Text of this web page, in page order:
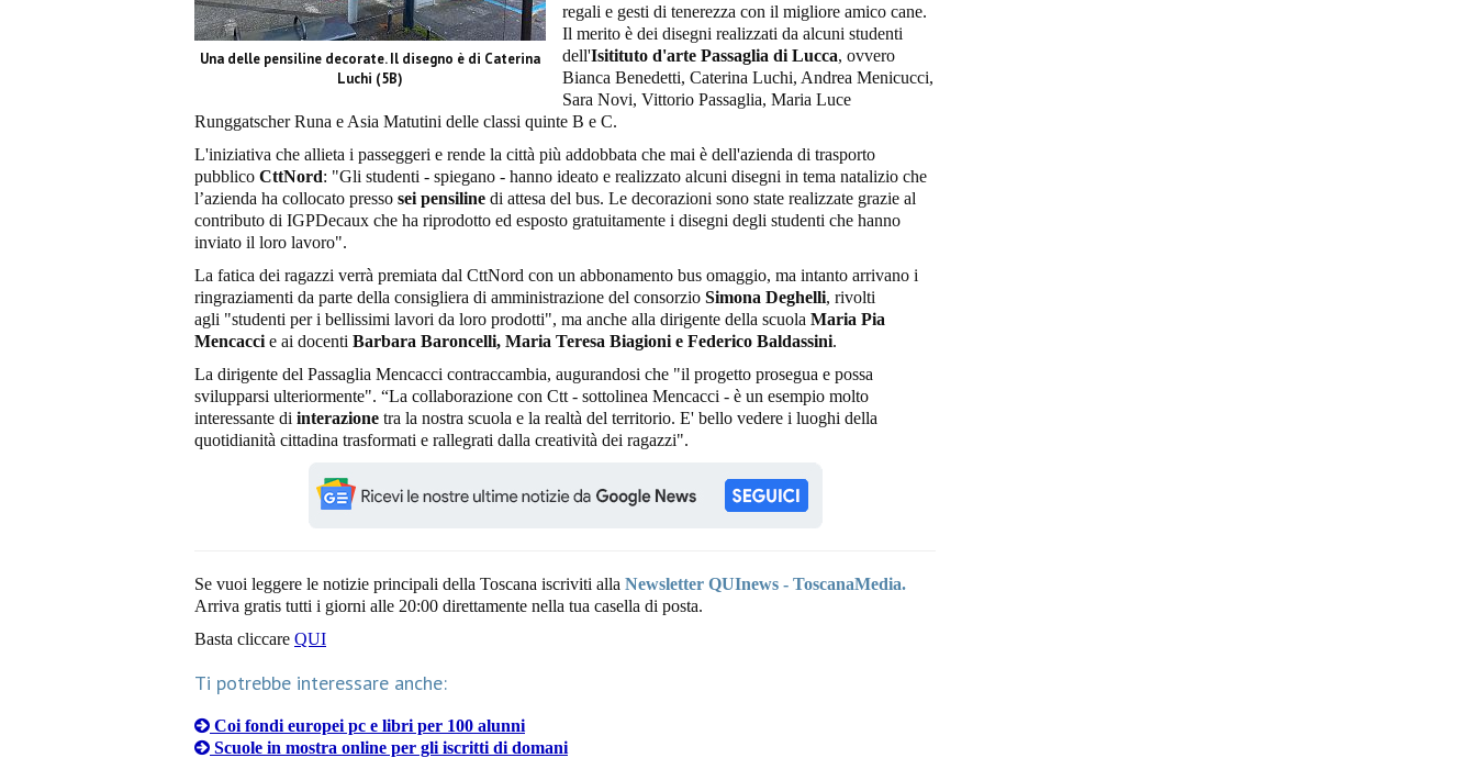
Una delle pensiline decorate. Il disegno è di Caterina
Luchi (5B)
regali e gesti di tenerezza con il migliore amico cane.
Il merito è dei disegni realizzati da alcuni studenti
dell'Isitituto d'arte Passaglia di Lucca, ovvero
Bianca Benedetti, Caterina Luchi, Andrea Menicucci,
Sara Novi, Vittorio Passaglia, Maria Luce
Runggatscher Runa e Asia Matutini delle classi quinte B e C.
L'iniziativa che allieta i passeggeri e rende la città più addobbata che mai è dell'azienda di trasporto
pubblico CttNord: "Gli studenti - spiegano - hanno ideato e realizzato alcuni disegni in tema natalizio che
l’azienda ha collocato presso sei pensiline di attesa del bus. Le decorazioni sono state realizzate grazie al
contributo di IGPDecaux che ha riprodotto ed esposto gratuitamente i disegni degli studenti che hanno
inviato il loro lavoro".
La fatica dei ragazzi verrà premiata dal CttNord con un abbonamento bus omaggio, ma intanto arrivano i
ringraziamenti da parte della consigliera di amministrazione del consorzio Simona Deghelli, rivolti
agli "studenti per i bellissimi lavori da loro prodotti", ma anche alla dirigente della scuola Maria Pia
Mencacci e ai docenti Barbara Baroncelli, Maria Teresa Biagioni e Federico Baldassini.
La dirigente del Passaglia Mencacci contraccambia, augurandosi che "il progetto prosegua e possa
svilupparsi ulteriormente". “La collaborazione con Ctt - sottolinea Mencacci - è un esempio molto
interessante di interazione tra la nostra scuola e la realtà del territorio. E' bello vedere i luoghi della
quotidianità cittadina trasformati e rallegrati dalla creatività dei ragazzi".
Se vuoi leggere le notizie principali della Toscana iscriviti alla Newsletter QUInews - ToscanaMedia.
Arriva gratis tutti i giorni alle 20:00 direttamente nella tua casella di posta.
Basta cliccare QUI
Ti potrebbe interessare anche:
Coi fondi europei pc e libri per 100 alunni
Scuole in mostra online per gli iscritti di domani